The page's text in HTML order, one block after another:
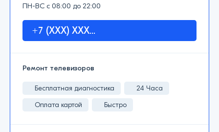
+7 (XXX) XXX...
ПН-ВС с 08:00 до 22:00
Ремонт телевизоров
Бесплатная диагностика
24 Часа
Оплата картой
Быстро